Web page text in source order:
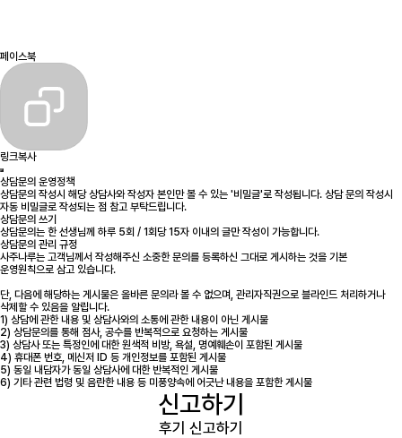
페이스북
링크복사
상담문의 운영정책
상담문의 작성시 해당 상담사와 작성자 본인만 볼 수 있는 '비밀글'로 작성됩니다. 상담 문의 작성시
자동 비밀글로 작성되는 점 참고 부탁드립니다.
상담문의 쓰기
상담문의는 한 선생님께 하루 5회 / 1회당 15자 이내의 글만 작성이 가능합니다.
상담문의 관리 규정
사주나루는 고객님께서 작성해주신 소중한 문의를 등록하신 그대로 게시하는 것을 기본
운영원칙으로 삼고 있습니다.
단, 다음에 해당하는 게시물은 올바른 문의라 볼 수 없으며, 관리자직권으로 블라인드 처리하거나
삭제할 수 있음을 알립니다.
1) 상담에 관한 내용 및 상담사와의 소통에 관한 내용이 아닌 게시물
2) 상담문의를 통해 점사, 공수를 반복적으로 요청하는 게시물
3) 상담사 또는 특정인에 대한 원색적 비방, 욕설, 명예훼손이 포함된 게시물
4) 휴대폰 번호, 메신저 ID 등 개인정보를 포함된 게시물
5) 동일 내담자가 동일 상담사에 대한 반복적인 게시물
6) 기타 관련 법령 및 음란한 내용 등 미풍양속에 어긋난 내용을 포함한 게시물
신고하기
후기 신고하기